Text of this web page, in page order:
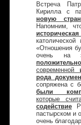
Встреча
Кирилла с
новую
Напомним,
«Отношения
очень на
современной
рода
сопряжена с
были
которые
содействие
пастырском и
очень